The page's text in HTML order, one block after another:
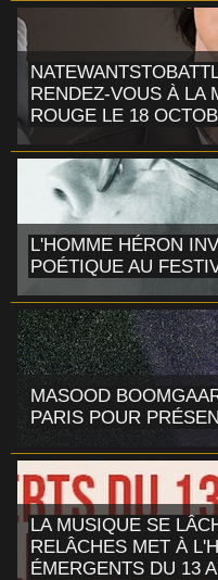
RENDEZ-VOUS À LA
ROUGE LE 18
L'HOMME HÉRON
POÉTIQUE AU
MASOOD
PARIS POUR
LA MUSIQUE SE
RELÂCHES MET À
ÉMERGENTS DU 13